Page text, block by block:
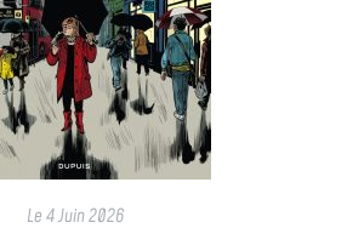
Le4 Juin 2026